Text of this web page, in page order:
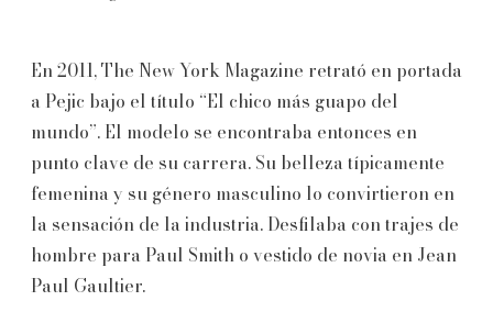
En 2011, The New York Magazine retrató en portada
a Pejic bajo el título “El chico más guapo del
mundo”. El modelo se encontraba entonces en
punto clave de su carrera. Su belleza típicamente
femenina y su género masculino lo convirtieron en
la sensación de la industria. Desfilaba con trajes de
hombre para Paul Smith o vestido de novia en Jean
Paul Gaultier.